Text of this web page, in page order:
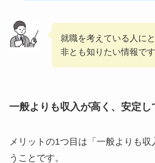
就職を考えている人に
非とも知りたい情報です
一般よりも収入が高く、安定し
メリットの1つ目は「一般よりも収
うことです。